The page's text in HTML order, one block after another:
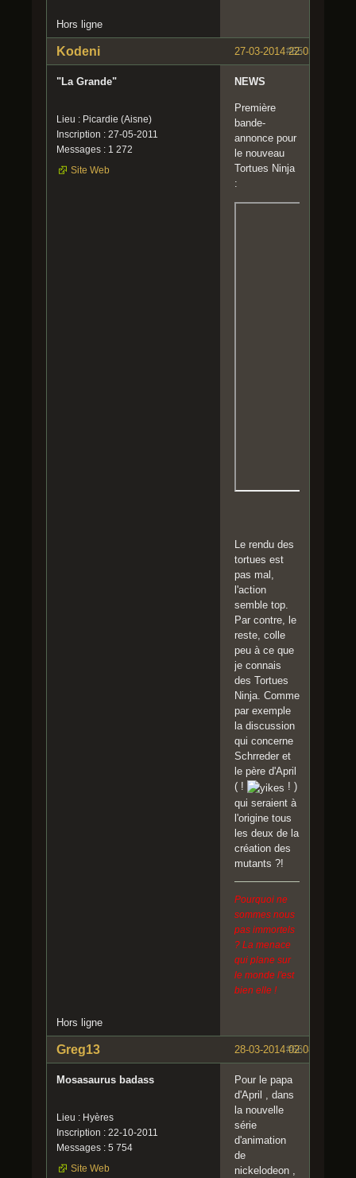
Hors ligne
#65
27-03-2014 22:03:06
Kodeni
"La Grande"
Lieu : Picardie (Aisne)
Inscription : 27-05-2011
Messages : 1 272
Site Web
NEWS
Première
bande-
annonce pour
le nouveau
Tortues Ninja
:
Le rendu des
tortues est
pas mal,
l'action
semble top.
Par contre, le
reste, colle
peu à ce que
je connais
des Tortues
Ninja. Comme
par exemple
la discussion
qui concerne
Schrreder et
le père d'April
( !
! )
qui seraient à
l'origine tous
les deux de la
création des
mutants ?!
Pourquoi ne
sommes nous
pas immortels
? La menace
qui plane sur
le monde l'est
bien elle !
Hors ligne
#66
28-03-2014 02:08:20
Greg13
Mosasaurus badass
Lieu : Hyères
Inscription : 22-10-2011
Messages : 5 754
Site Web
Pour le papa
d'April , dans
la nouvelle
série
d'animation
de
nickelodeon ,